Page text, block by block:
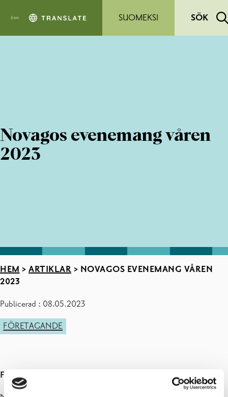
SUOMEKSI
SÖK
Novagos evenemang våren
2023
HEM > ARTIKLAR > NOVAGOS EVENEMANG VÅREN
2023
Publicerad : 08.05.2023
FÖRETAGANDE
Företagsträff 31.5.2023, kl. 16.00 – 20.30